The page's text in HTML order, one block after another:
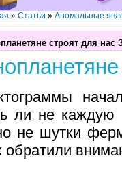
» Статьи » Аномальные
строят для нас
ли не каждую
не шутки
обратили